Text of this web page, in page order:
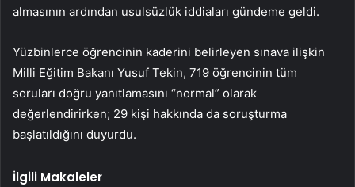
almasının ardından usulsüzlük iddiaları gündeme geldi.
Yüzbinlerce öğrencinin kaderini belirleyen sınava ilişkin
Milli Eğitim Bakanı Yusuf Tekin, 719 öğrencinin tüm
soruları doğru yanıtlamasını “normal” olarak
değerlendirirken; 29 kişi hakkında da soruşturma
başlatıldığını duyurdu.
İlgili Makaleler